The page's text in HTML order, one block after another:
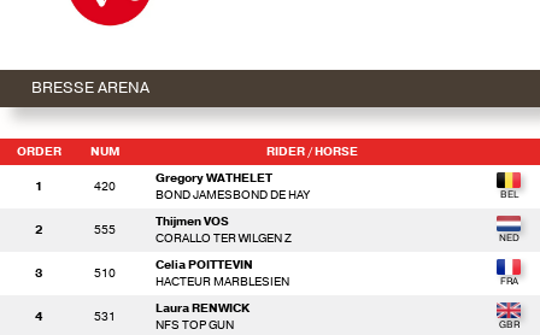
BRESSE ARENA
ORDER NUM RIDER / HORSE
1 420
Gregory WATHELET
BOND JAMESBOND DE HAY
2 555
Thijmen VOS
CORALLO TER WILGEN Z
3 510
Celia POITTEVIN
HACTEUR MARBLESIEN
4 531
Laura RENWICK
NFS TOP GUN